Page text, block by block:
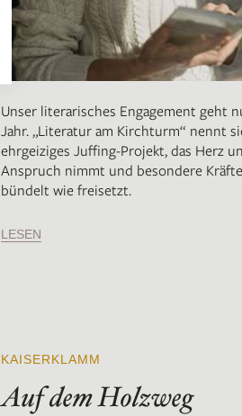
Unser literarisches Engagement geht
Jahr. „Literatur am Kirchturm“ nennt
ehrgeiziges Juffing-Projekt, das Herz
Anspruch nimmt und besondere
bündelt wie freisetzt.
LESEN
KAISERKLAMM
Auf dem Holzweg